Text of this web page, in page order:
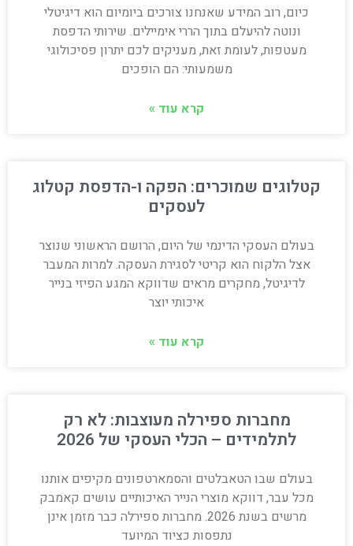
כיום, רוב המידע שאנחנו צורכים ביומיום הוא דיגיטלי
ונוטה להיעלם בתוך הררי אימיילים. שירותי הדפסת
מעטפות, לעומת זאת, מעניקים לכם יתרון פסיכולוגי
משמעותי: הם הופכים
קרא עוד »
קטלוגים שמוכרים: הפקה ו-הדפסת קטלוג
לעסקים
בעולם העסקי הדינמי של היום, הרושם הראשוני שנוצר
אצל הלקוח הוא קריטי לסגירת העסקה. למרות המעבר
לדיגיטל, מחקרים מראים שדווקא המגע הפיזי בנייר
איכותי יוצר
קרא עוד »
מחברות ספירלה מעוצבות: לא רק
לתלמידים – הכלי העסקי של 2026
בעולם שבו הטאבלטים והסמארטפונים מקיפים אותנו
מכל עבר, דווקא מוצרי הנייר האיכותיים עושים קאמבק
מרשים בשנת 2026. מחברות ספירלה כבר מזמן אינן
נתפסות כציוד המיועד